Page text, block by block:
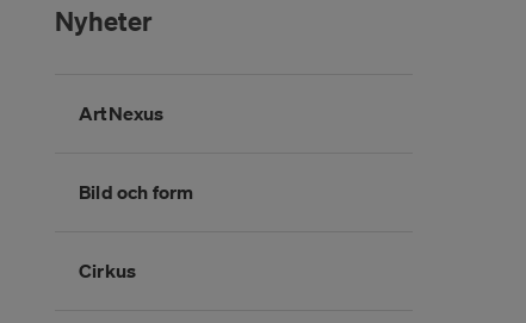
Nyheter
överArtNexus
Bild och form
Cirkus